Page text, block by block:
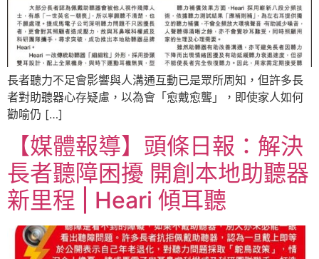
長者聽力不足會影響與人溝通互動已是眾所周知，但許多長
者對助聽器心存疑慮，以為會「愈戴愈聾」，即使家人如何
勸喻仍 […]
【媒體報導】頭條日報：解決
長者聽障困擾 開創本地助聽器
新里程 | Heari 傾耳聽